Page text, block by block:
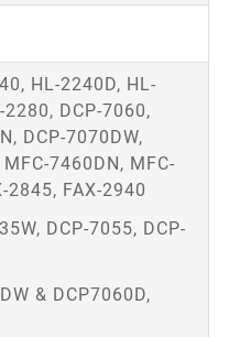
HL-2240D, HL-
2280, DCP-7060,
DCP-7070DW,
MFC-7460DN, MFC-
2845, FAX-2940
DCP-7055, DCP-
& DCP7060D,